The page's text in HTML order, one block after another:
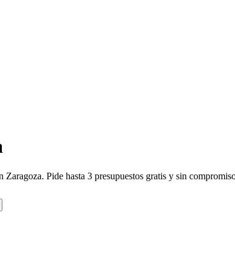
Zaragoza. Pide hasta 3 presupuestos gratis y sin